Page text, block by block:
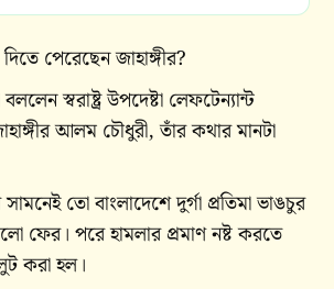
পেরেছেন জাহাঙ্গীর?
স্বরাষ্ট্র উপদেষ্টা লেফটেন্যান্ট
আলম চৌধুরী, তাঁর কথার মানটা
তো বাংলাদেশে দুর্গা প্রতিমা ভাঙচুর
ফের। পরে হামলার প্রমাণ নষ্ট করতে
করা হল।